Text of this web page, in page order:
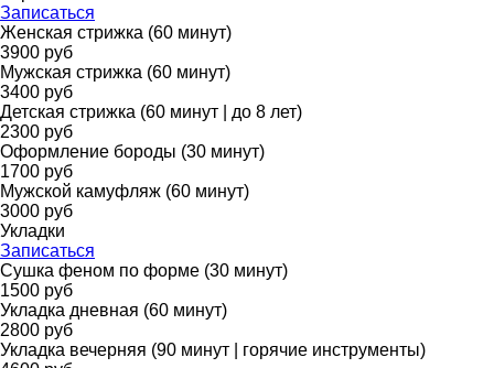
Записаться
Женская стрижка (60 минут)
3900 руб
Мужская стрижка (60 минут)
3400 руб
Детская стрижка (60 минут | до 8 лет)
2300 руб
Оформление бороды (30 минут)
1700 руб
Мужской камуфляж (60 минут)
3000 руб
Укладки
Записаться
Сушка феном по форме (30 минут)
1500 руб
Укладка дневная (60 минут)
2800 руб
Укладка вечерняя (90 минут | горячие инструменты)